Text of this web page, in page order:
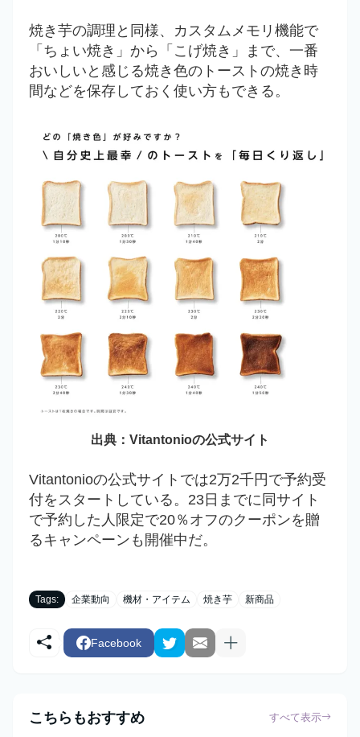
焼き芋の調理と同様、カスタムメモリ機能で
「ちょい焼き」から「こげ焼き」まで、一番
おいしいと感じる焼き色のトーストの焼き時
間などを保存しておく使い方もできる。
出典： Vitantonioの公式サイト
Vitantonioの公式サイトでは2万2千円で予約受
付をスタートしている。23日までに同サイト
で予約した人限定で20％オフのクーポンを贈
るキャンペーンも開催中だ。
Tags: 企業動向 機材・アイテム 焼き芋 新商品
Facebook
こちらもおすすめ すべて表示